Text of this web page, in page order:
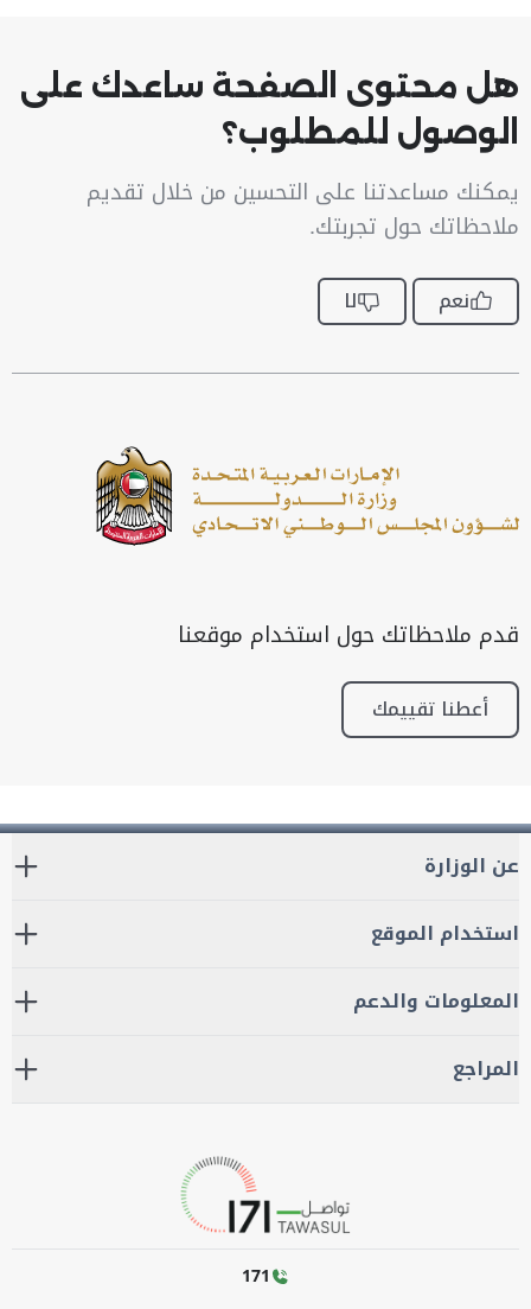
هل محتوى الصفحة ساعدك على
الوصول للمطلوب؟
يمكنك مساعدتنا على التحسين من خلال تقديم
ملاحظاتك حول تجربتك.
نعم لا
قدم ملاحظاتك حول استخدام موقعنا
أعطنا تقييمك
عن الوزارة
استخدام الموقع
المعلومات والدعم
المراجع
171